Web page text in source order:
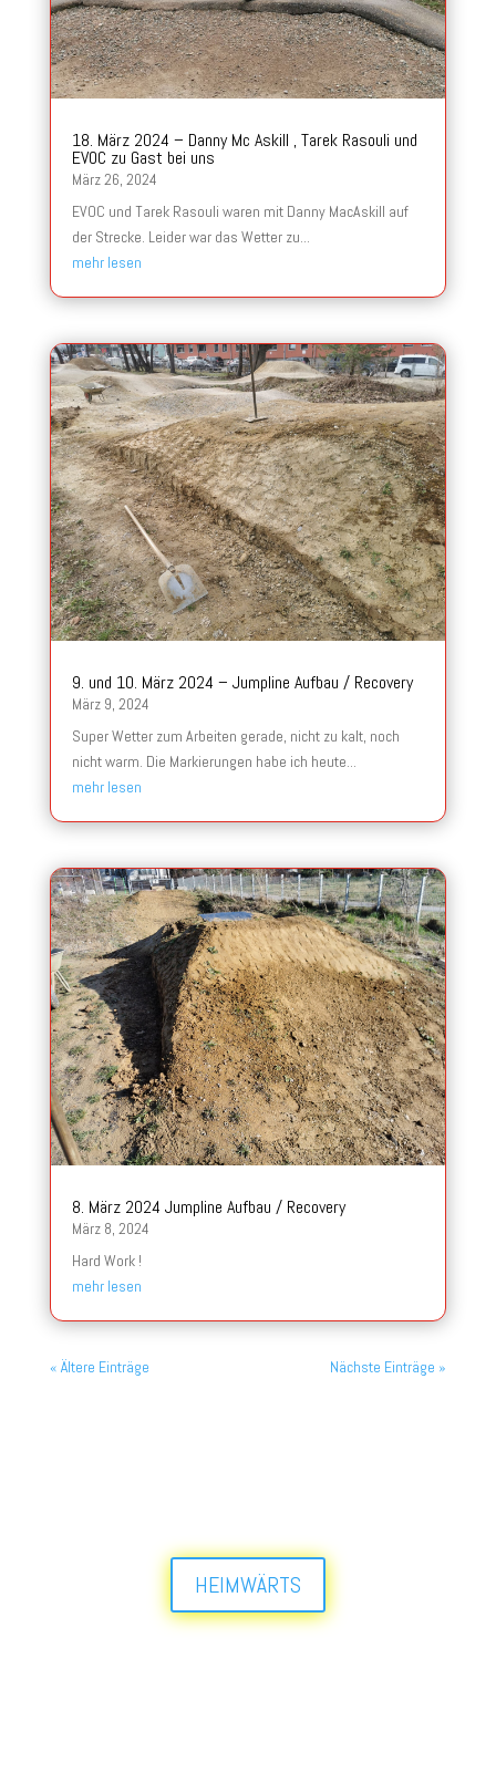
18. März 2024 – Danny Mc Askill , Tarek Rasouli und
EVOC zu Gast bei uns
März 26, 2024
EVOC und Tarek Rasouli waren mit Danny MacAskill auf
der Strecke. Leider war das Wetter zu...
mehr lesen
9. und 10. März 2024 – Jumpline Aufbau / Recovery
März 9, 2024
Super Wetter zum Arbeiten gerade, nicht zu kalt, noch
nicht warm. Die Markierungen habe ich heute...
mehr lesen
8. März 2024 Jumpline Aufbau / Recovery
März 8, 2024
Hard Work !
mehr lesen
« Ältere Einträge Nächste Einträge »
HEIMWÄRTS